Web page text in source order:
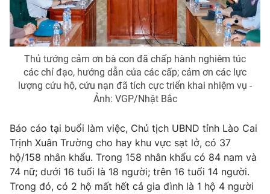
Thủ tướng cảm ơn bà con đã chấp hành nghiêm túc
các chỉ đạo, hướng dẫn của các cấp; cảm ơn các lực
lượng cứu hộ, cứu nạn đã tích cực triển khai nhiệm vụ -
Ảnh: VGP/Nhật Bắc
Báo cáo tại buổi làm việc, Chủ tịch UBND tỉnh Lào Cai
Trịnh Xuân Trường cho hay khu vực sạt lở, có 37
hộ/158 nhân khẩu. Trong 158 nhân khẩu có 84 nam và
74 nữ; dưới 16 tuổi là 18 người; trên 16 tuổi 14 người.
Trong đó, có 2 hộ mất hết cả gia đình là 1 hộ 4 người